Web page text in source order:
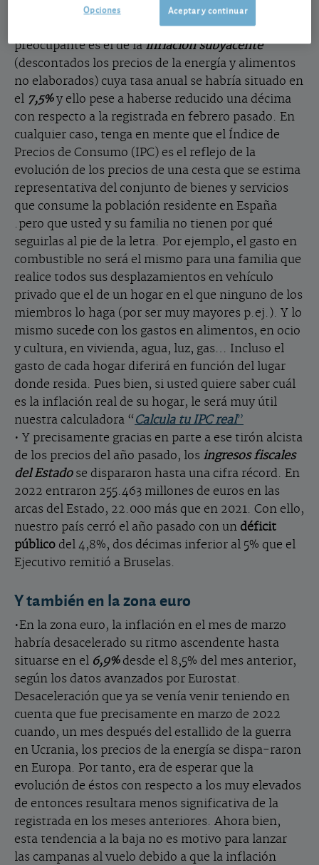
disminución experimentada en marzo de este
2023. No obstante, el dato que sigue siendo
preocupante es el de lainflación subyacente
(descontados los precios de la energía y alimentos
no elaborados) cuya tasa anual se habría situado en
el 7,5%y ello pese a haberse reducido una décima
con respecto a la registrada en febrero pasado. En
cualquier caso, tenga en mente que el Índice de
Precios de Consumo (IPC) es el reflejo de la
evolución de los precios de una cesta que se estima
representativa del conjunto de bienes y servicios
que consume la población residente en España
.pero que usted y su familia no tienen por qué
seguirlas al pie de la letra. Por ejemplo, el gasto en
combustible no será el mismo para una familia que
realice todos sus desplazamientos en vehículo
privado que el de un hogar en el que ninguno de los
miembros lo haga (por ser muy mayores p.ej.). Y lo
mismo sucede con los gastos en alimentos, en ocio
y cultura, en vivienda, agua, luz, gas… Incluso el
gasto de cada hogar diferirá en función del lugar
donde resida. Pues bien, si usted quiere saber cuál
es la inflación real de su hogar, le será muy útil
nuestra calculadora “ Calcula tu IPC real”
• Y precisamente gracias en parte a ese tirón alcista
de los precios del año pasado, los ingresos fiscales
del Estadose dispararon hasta una cifra récord. En
2022 entraron 255.463 millones de euros en las
arcas del Estado, 22.000 más que en 2021. Con ello,
nuestro país cerró el año pasado con un déficit
público del 4,8%, dos décimas inferior al 5% que el
Ejecutivo remitió a Bruselas.
Y también en la zona euro
•En la zona euro, la inflación en el mes de marzo
habría desacelerado su ritmo ascendente hasta
situarse en el 6,9%desde el 8,5% del mes anterior,
según los datos avanzados por Eurostat.
Desaceleración que ya se venía venir teniendo en
cuenta que fue precisamente en marzo de 2022
cuando, un mes después del estallido de la guerra
en Ucrania, los precios de la energía se dispa-raron
en Europa. Por tanto, era de esperar que la
evolución de éstos con respecto a los muy elevados
de entonces resultara menos significativa de la
registrada en los meses anteriores. Ahora bien,
esta tendencia a la baja no es motivo para lanzar
las campanas al vuelo debido a que la inflación
Aceptar y continuar
Opciones